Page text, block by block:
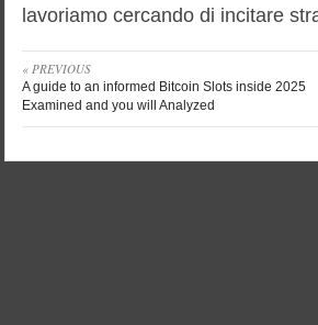
lavoriamo cercando di incitare
« PREVIOUS
A guide to an informed Bitcoin Slots inside 2025
Examined and you will Analyzed